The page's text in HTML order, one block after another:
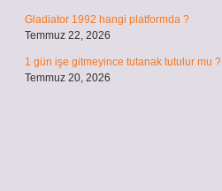
Gladiator 1992 hangi platformda ?
Temmuz 22, 2026
1 gün işe gitmeyince tutanak tutulur mu ?
Temmuz 20, 2026